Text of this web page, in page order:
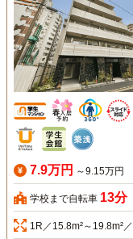
7.9万円 ～9.15万円
学校まで自転車 13分
1R／15.8m²～19.8m²